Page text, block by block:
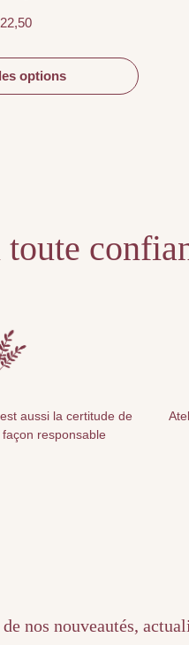
options
aussi la certitude de
responsable
nos nouveautés,